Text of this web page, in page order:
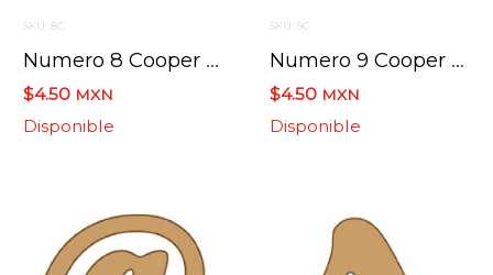
SKU: 8C
Numero 8 Cooper Mini 4 X 6 Cms.
$4.50 MXN
Disponible
SKU: 9C
Numero 9 Cooper Mini 4 X 6 Cms.
$4.50 MXN
Disponible